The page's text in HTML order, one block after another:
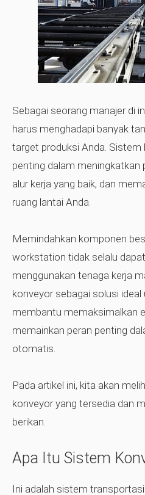
Sebagai seorang manajer di
harus menghadapi banyak
target produksi Anda. Sistem
penting dalam
alur kerja yang baik, dan
ruang lantai Anda.
Memindahkan komponen
workstation tidak selalu
menggunakan tenaga kerja
konveyor sebagai solusi
membantu memaksimalkan
memainkan peran penting
otomatis.
Pada artikel ini, kita akan
konveyor yang tersedia dan
berikan.
Apa Itu Sistem
Ini adalah sistem